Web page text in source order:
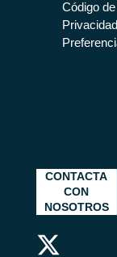
Código
Privacidad
CONTACTA
CON
NOSOTROS